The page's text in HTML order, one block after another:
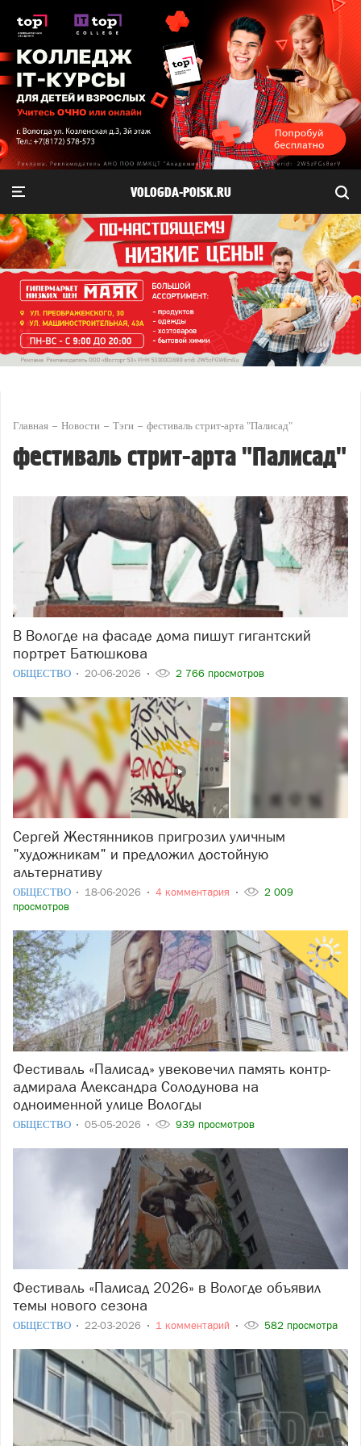
VOLOGDA-POISK.RU
Главная Новости Тэги фестиваль стрит-арта "Палисад"
фестиваль стрит-арта "Палисад"
В Вологде на фасаде дома пишут гигантский
портрет Батюшкова
ОБЩЕСТВО 20-06-2026 2 766 просмотров
Сергей Жестянников пригрозил уличным
"художникам" и предложил достойную
альтернативу
ОБЩЕСТВО 18-06-2026 4 комментария
2 009
просмотров
Фестиваль «Палисад» увековечил память контр-
адмирала Александра Солодунова на
одноименной улице Вологды
ОБЩЕСТВО 05-05-2026 939 просмотров
Фестиваль «Палисад 2026» в Вологде объявил
темы нового сезона
ОБЩЕСТВО 22-03-2026 1 комментарий 582 просмотра